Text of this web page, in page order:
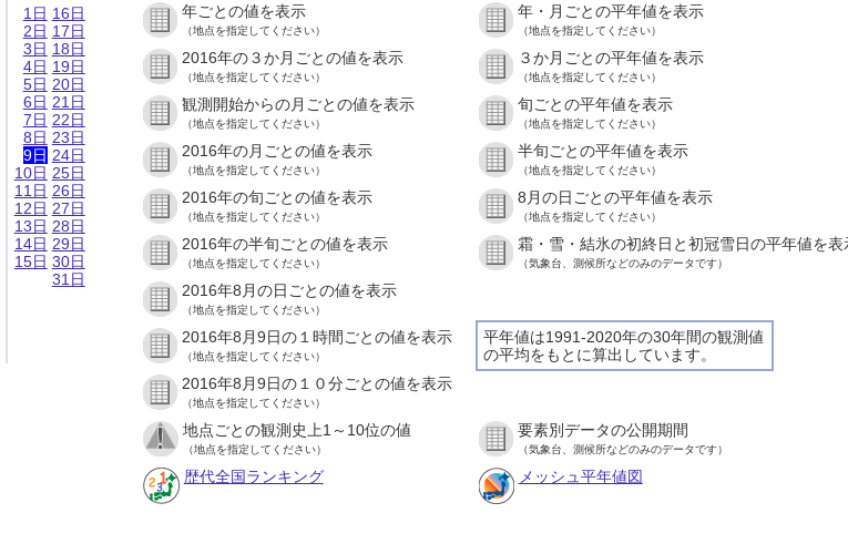
1日
2日
3日
4日
5日
6日
7日
8日
9日
10日
11日
12日
13日
14日
15日
16日
17日
18日
19日
20日
21日
22日
23日
24日
25日
26日
27日
28日
29日
30日
31日
年ごとの値を表示
（地点を指定してください）
年・月ごとの平年値を表示
（地点を指定してください）
2016年の３か月ごとの値を表示
（地点を指定してください）
３か月ごとの平年値を表示
（地点を指定してください）
観測開始からの月ごとの値を表示
（地点を指定してください）
旬ごとの平年値を表示
（地点を指定してください）
2016年の月ごとの値を表示
（地点を指定してください）
半旬ごとの平年値を表示
（地点を指定してください）
2016年の旬ごとの値を表示
（地点を指定してください）
8月の日ごとの平年値を表示
（地点を指定してください）
2016年の半旬ごとの値を表示
（地点を指定してください）
霜・雪・結氷の初終日と初冠雪日の平年値を表
（気象台、測候所などのみのデータです）
2016年8月の日ごとの値を表示
（地点を指定してください）
平年値は1991-2020年の30年間の観測値
の平均をもとに算出しています。
2016年8月9日の１時間ごとの値を表示
（地点を指定してください）
2016年8月9日の１０分ごとの値を表示
（地点を指定してください）
地点ごとの観測史上1～10位の値
（地点を指定してください）
要素別データの公開期間
（気象台、測候所などのみのデータです）
歴代全国ランキング メッシュ平年値図